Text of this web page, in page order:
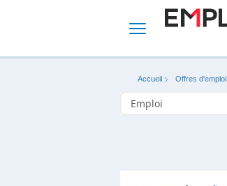
Accueil Offres d'emploi